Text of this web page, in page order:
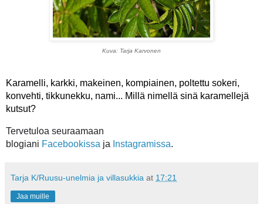
Kuva: Tarja Karvonen
Karamelli, karkki, makeinen, kompiainen, poltettu sokeri,
konvehti, tikkunekku, nami... Millä nimellä sinä karamellejä
kutsut?
Tervetuloa seuraamaan
blogiani Facebookissa ja Instagramissa.
Tarja K/Ruusu-unelmia ja villasukkia at 17:21
Jaa muille